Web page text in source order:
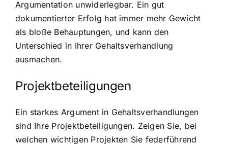
Argumentation unwiderlegbar. Ein gut
dokumentierter Erfolg hat immer mehr Gewicht
als bloße Behauptungen, und kann den
Unterschied in Ihrer Gehaltsverhandlung
ausmachen.
Projektbeteiligungen
Ein starkes Argument in Gehaltsverhandlungen
sind Ihre Projektbeteiligungen. Zeigen Sie, bei
welchen wichtigen Projekten Sie federführend